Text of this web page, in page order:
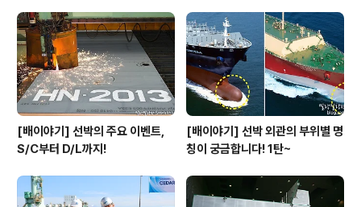
[배이야기] 선박의 주요 이벤트,
S/C부터 D/L까지!
[배이야기] 선박 외관의 부위별 명
칭이 궁금합니다! 1탄~